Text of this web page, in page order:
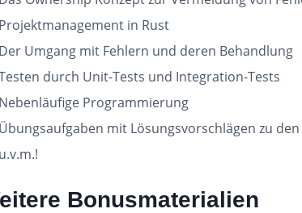
Projektmanagement in Rust
Der Umgang mit Fehlern und deren Behandlung
durch Unit-Tests und Integration-Tests
Nebenläufige Programmierung
Übungsaufgaben mit Lösungsvorschlägen zu
u.v.m.!
Bonusmaterialien